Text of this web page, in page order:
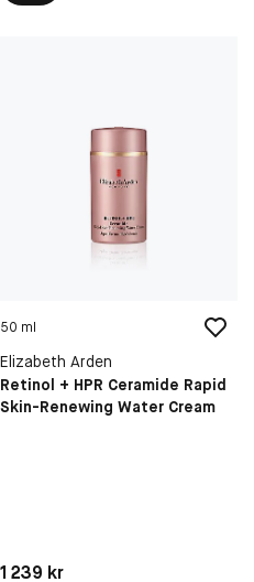
50 ml
Elizabeth Arden
Retinol + HPR Ceramide Rapid
Skin-Renewing Water Cream
Pris: 1 239 kr
1 239 kr